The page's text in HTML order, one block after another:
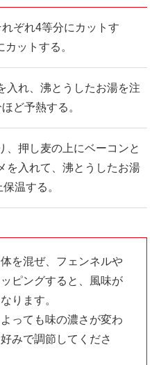
ぞれ4等分にカットす
ットする。
入れ、沸とうしたお湯を注
ど予熱する。
、押し麦の上にベーコンと
を入れて、沸とうしたお湯
温する。
を混ぜ、フェンネルや
ピングすると、風味が
ります。
っても味の濃さが変わ
みで調節してくださ